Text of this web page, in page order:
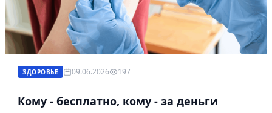
ЗДОРОВЬЕ 09.06.2026 197
Кому - бесплатно, кому - за деньги